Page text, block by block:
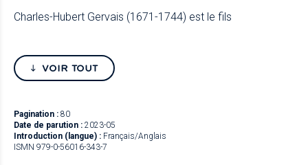
Charles-Hubert Gervais (1671-1744) est le fils
VOIR TOUT
Pagination : 80
Date de parution : 2023-05
Introduction (langue) : Français/Anglais
ISMN 979-0-56016-343-7